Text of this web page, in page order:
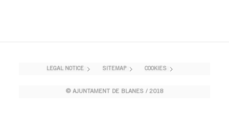
LEGAL NOTICE SITEMAP COOKIES
© AJUNTAMENT DE BLANES / 2018